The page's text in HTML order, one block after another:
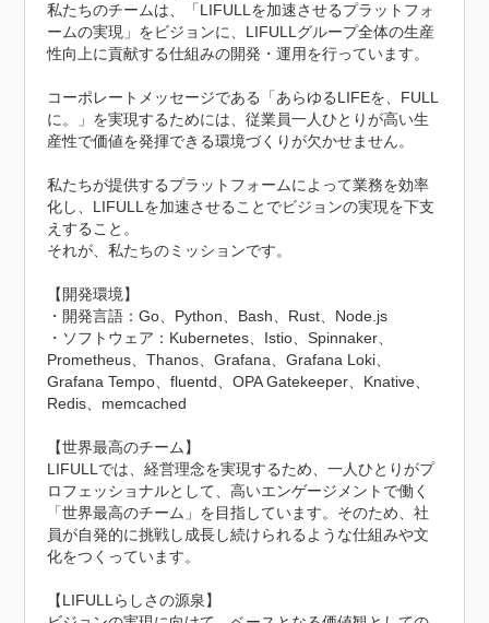
私たちのチームは、「LIFULLを加速させるプラットフォ
ームの実現」をビジョンに、LIFULLグループ全体の生産
性向上に貢献する仕組みの開発・運用を行っています。
コーポレートメッセージである「あらゆるLIFEを、FULL
に。」を実現するためには、従業員一人ひとりが高い生
産性で価値を発揮できる環境づくりが欠かせません。
私たちが提供するプラットフォームによって業務を効率
化し、LIFULLを加速させることでビジョンの実現を下支
えすること。
それが、私たちのミッションです。
【開発環境】
・開発言語：Go、Python、Bash、Rust、Node.js
・ソフトウェア：Kubernetes、Istio、Spinnaker、
Prometheus、Thanos、Grafana、Grafana Loki、
Grafana Tempo、fluentd、OPA Gatekeeper、Knative、
Redis、memcached
【世界最高のチーム】
LIFULLでは、経営理念を実現するため、一人ひとりがプ
ロフェッショナルとして、高いエンゲージメントで働く
「世界最高のチーム」を目指しています。そのため、社
員が自発的に挑戦し成長し続けられるような仕組みや文
化をつくっています。
【LIFULLらしさの源泉】